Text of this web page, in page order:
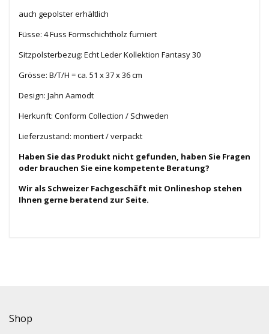
auch gepolster erhältlich
Füsse: 4 Fuss Formschichtholz furniert
Sitzpolsterbezug: Echt Leder Kollektion Fantasy 30
Grösse: B/T/H = ca. 51 x 37 x 36 cm
Design: Jahn Aamodt
Herkunft: Conform Collection / Schweden
Lieferzustand: montiert / verpackt
Haben Sie das Produkt nicht gefunden, haben Sie Fragen
oder brauchen Sie eine kompetente Beratung?
Wir als Schweizer Fachgeschäft mit Onlineshop stehen
Ihnen gerne beratend zur Seite.
Shop